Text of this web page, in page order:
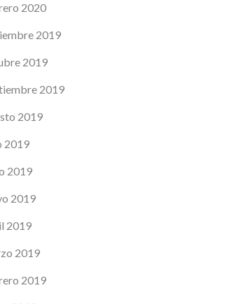
2020
2019
2019
2019
2019
2019
2019
2019
2019
2019
2019